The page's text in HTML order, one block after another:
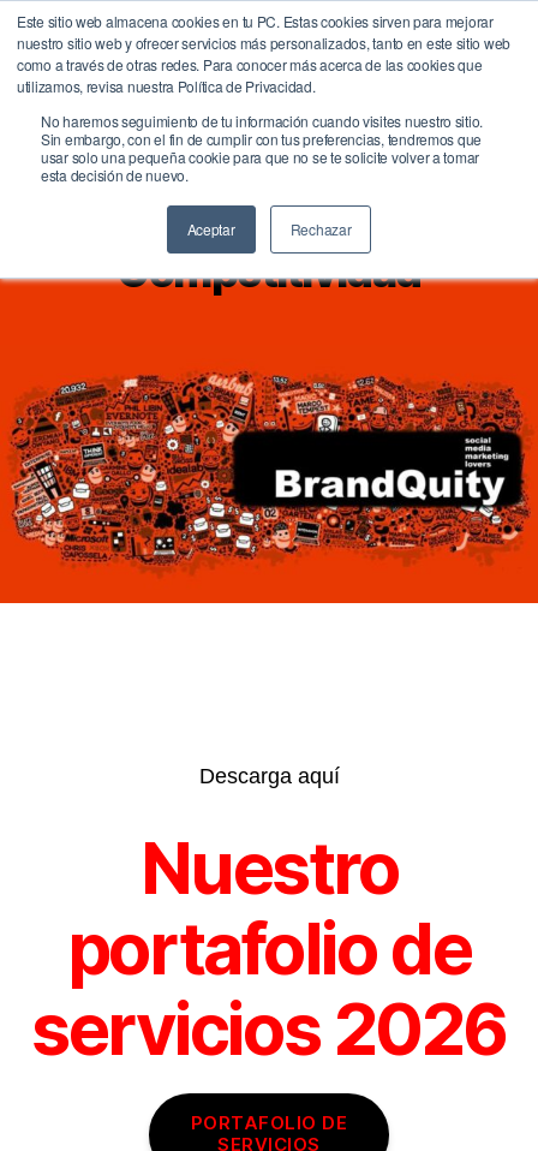
Este sitio web almacena cookies en tu PC. Estas cookies sirven para mejorar
nuestro sitio web y ofrecer servicios más personalizados, tanto en este sitio web
como a través de otras redes. Para conocer más acerca de las cookies que
utilizamos, revisa nuestra Política de Privacidad.
No haremos seguimiento de tu información cuando visites nuestro sitio.
Sin embargo, con el fin de cumplir con tus preferencias, tendremos que
usar solo una pequeña cookie para que no se te solicite volver a tomar
esta decisión de nuevo.
Aceptar Rechazar
BrandQuity
(Posicionamiento +
Crecimiento) =
Competitividad
Descarga aquí
Nuestro
portafolio de
servicios 2026
PORTAFOLIO DE
SERVICIOS